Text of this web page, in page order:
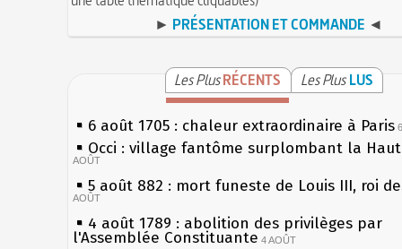
► PRÉSENTATION ET COMMANDE ◄
Les PlusRÉCENTS Les Plus LUS
6 août 1705 : chaleur extraordinaire à Paris
Occi : village fantôme surplombant la
AOÛT
5 août 882 : mort funeste de Louis III, roi
AOÛT
4 août 1789 : abolition des privilèges par
l'Assemblée Constituante 4 AOÛT